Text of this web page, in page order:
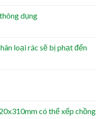
dụng
loại rác sẽ bị phạt đến
có thể xếp chồng